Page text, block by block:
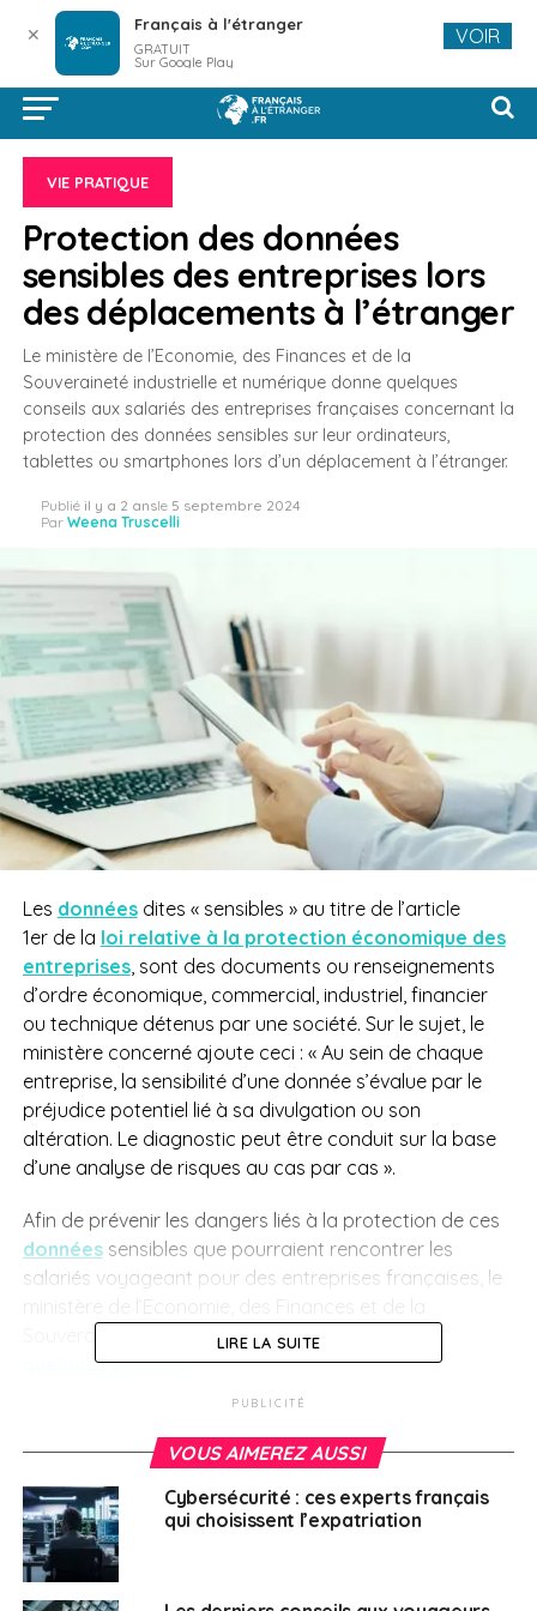
VIE PRATIQUE
Protection des données
sensibles des entreprises lors
des déplacements à l’étranger
Le ministère de l’Economie, des Finances et de la
Souveraineté industrielle et numérique donne quelques
conseils aux salariés des entreprises françaises concernant la
protection des données sensibles sur leur ordinateurs,
tablettes ou smartphones lors d’un déplacement à l’étranger.
Publié il y a 2 ansle 5 septembre 2024
Par Weena Truscelli
Les donnéesdites « sensibles » au titre de l’article
1er de la loi relative à la protection économique des
entreprises, sont des documents ou renseignements
d’ordre économique, commercial, industriel, financier
ou technique détenus par une société. Sur le sujet, le
ministère concerné ajoute ceci : « Au sein de chaque
entreprise, la sensibilité d’une donnée s’évalue par le
préjudice potentiel lié à sa divulgation ou son
altération. Le diagnostic peut être conduit sur la base
d’une analyse de risques au cas par cas ».
Afin de prévenir les dangers liés à la protection de ces
donnéessensibles que pourraient rencontrer les
salariés voyageant pour des entreprises françaises, le
Souveraineté industrielle etnumérique
quelques conseils.
Que faire avant et
durant le déplacement
à l’étranger ?
Éviter de transporter des données superflues ;
LIRE LA SUITE
PUBLICITÉ
VOUS AIMEREZ AUSSI
Cybersécurité : ces experts français
qui choisissent l’expatriation
✕ Français à l'étranger
GRATUIT
Sur Google Play
VOIR